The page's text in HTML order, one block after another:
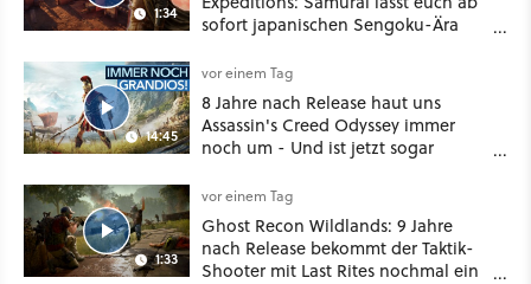
1:34
sofort japanischen Sengoku-Ära
oder Diplomatie
14:45
vor einem Tag
8 Jahre nach Release haut uns
Assassin's Creed Odyssey immer
noch um - Und ist jetzt sogar
1:33
vor einem Tag
Ghost Recon Wildlands: 9 Jahre
nach Release bekommt der Taktik-
Shooter mit Last Rites nochmal ein